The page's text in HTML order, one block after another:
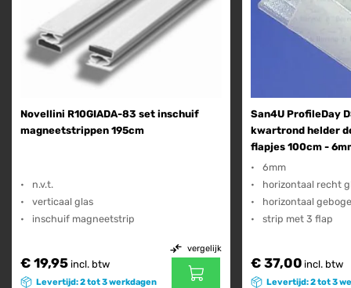
Novellini R10GIADA-83 set inschuif
magneetstrippen 195cm
n.v.t.
verticaal glas
inschuif magneetstrip
€ 19,95 incl. btw
Levertijd: 2 tot 3 werkdagen
vergelijk
San4U ProfileDay
kwartrond helder
flapjes 100cm -
6mm
horizontaal recht
horizontaal
strip met 3 flap
€ 37,00 incl. btw
Levertijd: 2 tot 3